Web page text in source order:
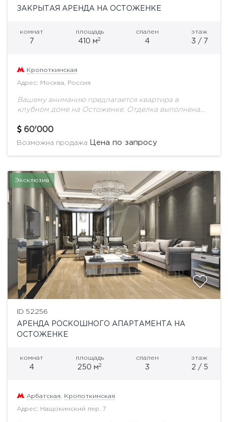
ЗАКРЫТАЯ АРЕНДА НА ОСТОЖЕНКЕ
комнат
7
площадь
410 м2
спален
4
этаж
3 / 7
Кропоткинская
Адрес: Москва, Россия
Вашему вниманию предлагается квартира в
клубном доме на Остоженке. Отделка выполнена
планировка включает в себя просторную гостиную-
столовую, 4 спальные комнаты, кабинет, помещения
60'000
Возможна продажа Цена по запросу
Эксклюзив
ID 52256
АРЕНДА РОСКОШНОГО АПАРТАМЕНТА НА
ОСТОЖЕНКЕ
комнат
4
площадь
250 м2
спален
3
этаж
2 / 5
Арбатская Кропоткинская
Адрес: Нащокинский пер. 7